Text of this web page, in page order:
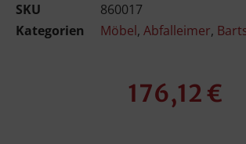
SKU
860017
Kategorien
Möbel, Abfalleimer,
176,12€